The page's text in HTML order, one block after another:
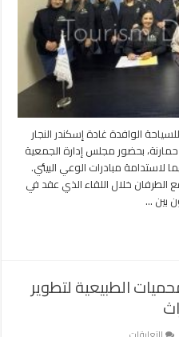
المستدامة
ودعم
المبادرات
البيئية
في
الوافدة غادة إسكندر النجار
بحضور مجلس إدارة الجمعية
لاستدامة مبادرات الوعي البيئي.
الطرفان خلال اللقاء الذي عقد في
بين …
الطبيعية لتطوير